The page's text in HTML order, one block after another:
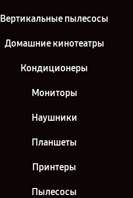
Вертикальные пылесосы
Домашние кинотеатры
Кондиционеры
Мониторы
Наушники
Планшеты
Принтеры
Пылесосы